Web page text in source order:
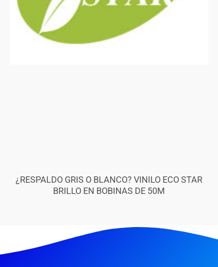
¿RESPALDO GRIS O BLANCO? VINILO ECO STAR
BRILLO EN BOBINAS DE 50M